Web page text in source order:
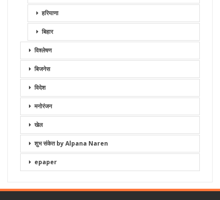
हरियाणा
बिहार
विश्लेषण
बिजनेस
विदेश
मनोरंजन
खेल
शुभ संकेत by Alpana Naren
epaper